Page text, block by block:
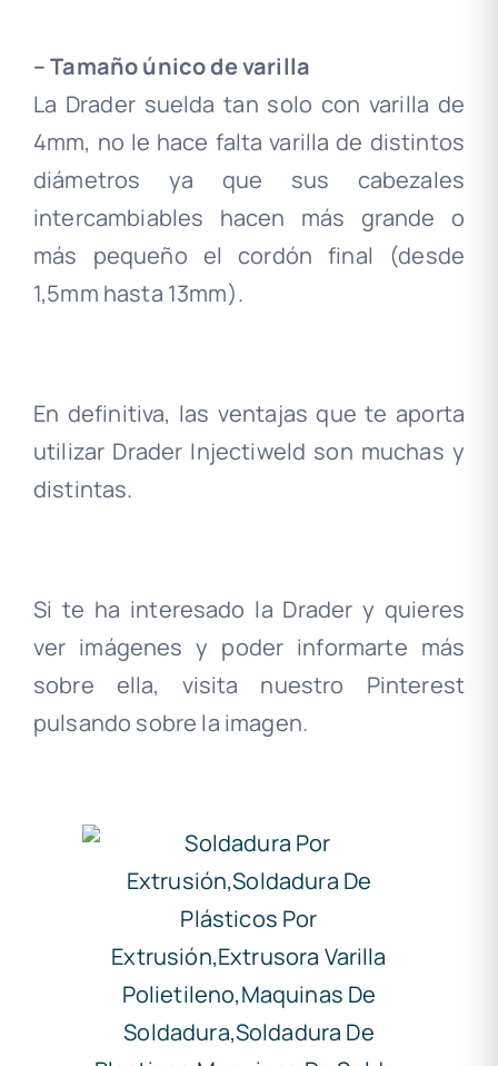
– Tamaño único de varilla
La Drader suelda tan solo con varilla de
4mm, no le hace falta varilla de distintos
diámetros ya que sus cabezales
intercambiables hacen más grande o
más pequeño el cordón final (desde
1,5mm hasta 13mm).
En definitiva, las ventajas que te aporta
utilizar Drader Injectiweld son muchas y
distintas.
Si te ha interesado la Drader y quieres
ver imágenes y poder informarte más
sobre ella, visita nuestro Pinterest
pulsando sobre la imagen.